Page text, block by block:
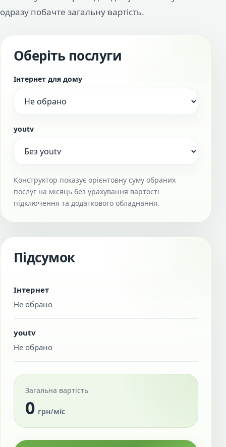
одразу побачте загальну вартість.
Оберіть послуги
Інтернет для дому
youtv
Конструктор показує орієнтовну суму обраних
послуг на місяць без урахування вартості
підключення та додаткового обладнання.
Підсумок
Інтернет
Не обрано
youtv
Не обрано
Загальна вартість
0 грн/міс